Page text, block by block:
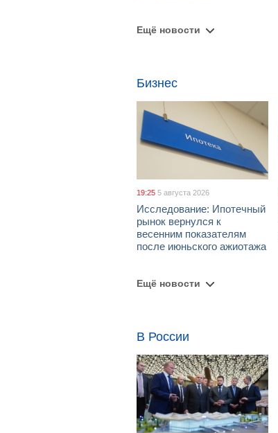
Ещё новости
Бизнес
19:25 5 августа 2026
Исследование: Ипотечный
рынок вернулся к
весенним показателям
после июньского ажиотажа
Ещё новости
В России